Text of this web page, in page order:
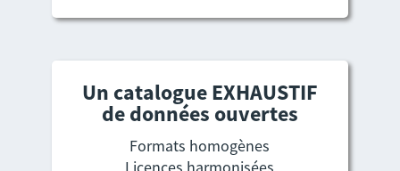
Un catalogue EXHAUSTIF
de données ouvertes
Formats homogènes